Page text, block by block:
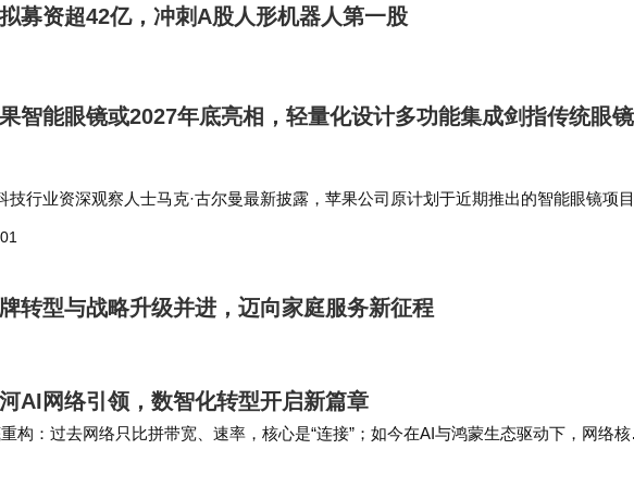
募资超42亿，冲刺A股人形机器人第一股
智能眼镜或2027年底亮相，轻量化设计多功能集成剑指传统眼
技行业资深观察人士马克·古尔曼最新披露，苹果公司原计划于近期推出的智能眼镜项
转型与战略升级并进，迈向家庭服务新征程
AI网络引领，数智化转型开启新篇章
构：过去网络只比拼带宽、速率，核心是“连接”；如今在AI与鸿蒙生态驱动下，网络核
景适配、生态协同与价值创造能力。 从鸿蒙剧场单点标杆…